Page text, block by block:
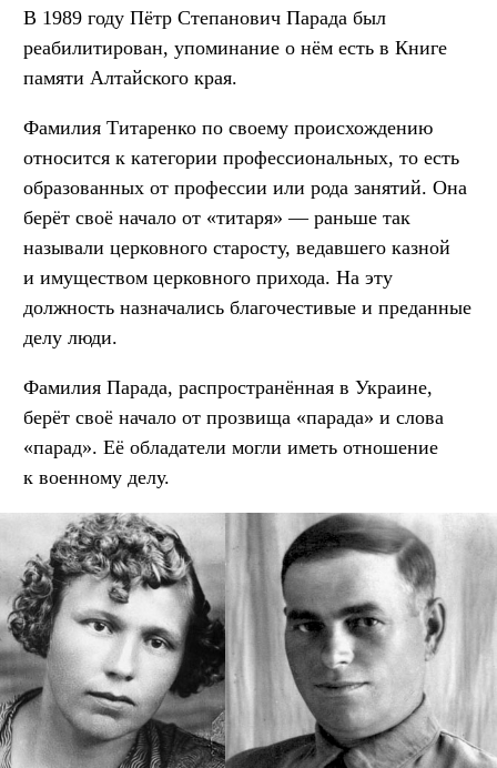
В 1989 году Пётр Степанович Парада был
реабилитирован, упоминание о нём есть в Книге
памяти Алтайского края.
Фамилия Титаренко по своему происхождению
относится к категории профессиональных, то есть
образованных от профессии или рода занятий. Она
берёт своё начало от «титаря» — раньше так
называли церковного старосту, ведавшего казной
и имуществом церковного прихода. На эту
должность назначались благочестивые и преданные
делу люди.
Фамилия Парада, распространённая в Украине,
берёт своё начало от прозвища «парада» и слова
«парад». Её обладатели могли иметь отношение
к военному делу.